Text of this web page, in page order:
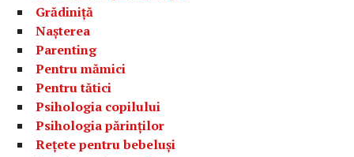
Grădiniță
Nașterea
Parenting
Pentru mămici
Pentru tătici
Psihologia copilului
Psihologia părinților
Rețete pentru bebeluși